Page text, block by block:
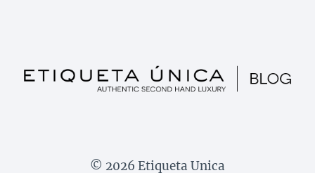
© 2026 Etiqueta Unica